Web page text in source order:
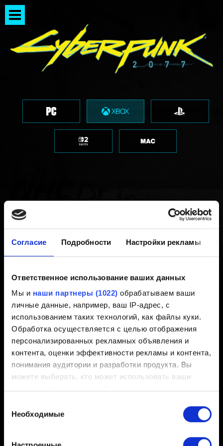
Согласие Подробности Настройки рекламы
Ответственное использование ваших данных
Мы и наши партнеры (1022) обрабатываем ваши
личные данные, например, ваш IP-адрес, с
использованием таких технологий, как файлы куки.
Обработка осуществляется с целью отображения
персонализированных рекламных объявления и
контента, оценки эффективности рекламы и контента,
понимания аудитории и разработки продукта. Вы
можете выбирать, кто может использовать ваши
Если вы разрешите, мы также хотели бы:
географическом местоположении с возможной
согласия
Необходимые
снимки, сделанные до
установки обновления 2.2?
Создано 1 год назад Обновлено 1 год назад
Только на ПК и PlayStation. Из-за технических
ограничений на Xbox в галерее будут отображаться
только снимки, которые вы сделаете после установки
обновления 2.2.